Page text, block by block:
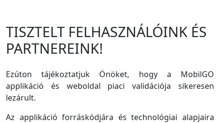
TISZTELT FELHASZNÁLÓINK ÉS
PARTNEREINK!
Ezúton tájékoztatjuk Önöket, hogy a MobilGO
applikáció és weboldal piaci validációja sikeresen
lezárult.
Az applikáció forráskódjára és technológiai alapjaira